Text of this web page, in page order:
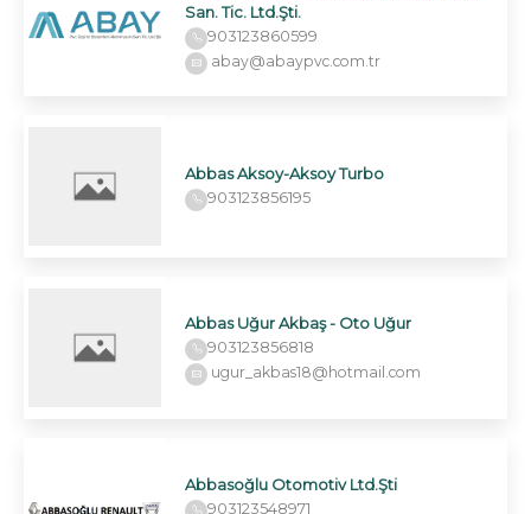
San. Tic. Ltd.Şti.
903123860599
abay@abaypvc.com.tr
Abbas Aksoy-Aksoy Turbo
903123856195
Abbas Uğur Akbaş - Oto Uğur
903123856818
ugur_akbas18@hotmail.com
Abbasoğlu Otomotiv Ltd.Şti
903123548971